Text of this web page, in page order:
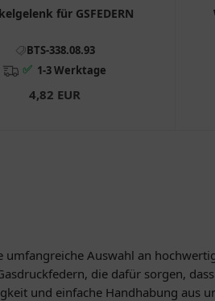
für GSFEDERN
BTS-338.08.93
✅ 1-3 Werktage
4,82 EUR
Auswahl an
die dafür sorgen,
und einfache Handhabung